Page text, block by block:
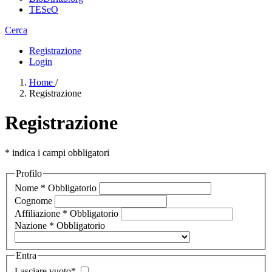
TESeO
Cerca
Registrazione
Login
Home /
Registrazione
Registrazione
* indica i campi obbligatori
Profilo
Nome * Obbligatorio
Cognome
Affiliazione * Obbligatorio
Nazione * Obbligatorio
Entra